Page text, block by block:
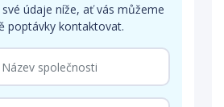
údaje níže, ať vás můžeme
poptávky kontaktovat.